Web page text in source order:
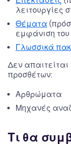
λειτουργίες
Θέματα
εμφάνιση
Γλωσσικά
Δεν
προσθέτων:
Αρθρώματα
Μηχανές
Τι θα